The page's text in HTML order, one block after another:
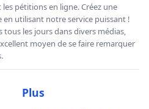
pétitions en ligne. Créez une
utilisant notre service puissant !
les jours dans divers médias,
moyen de se faire remarquer
Plus